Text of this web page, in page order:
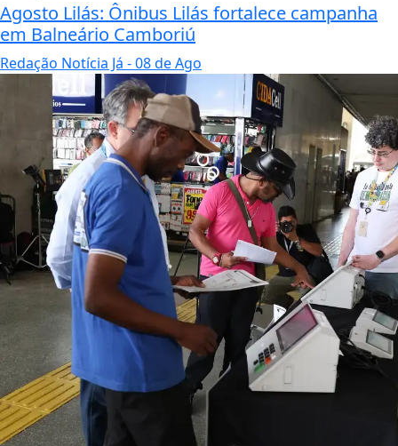
Agosto Lilás: Ônibus Lilás fortalece campanha
em Balneário Camboriú
Redação Notícia Já - 08 de Ago